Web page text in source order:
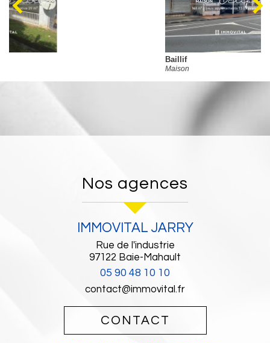
nos agences
IMMOVITAL JARRY
Rue de l'industrie
97122 Baie-Mahault
05 90 48 10 10
contact@immovital.fr
CONTACT